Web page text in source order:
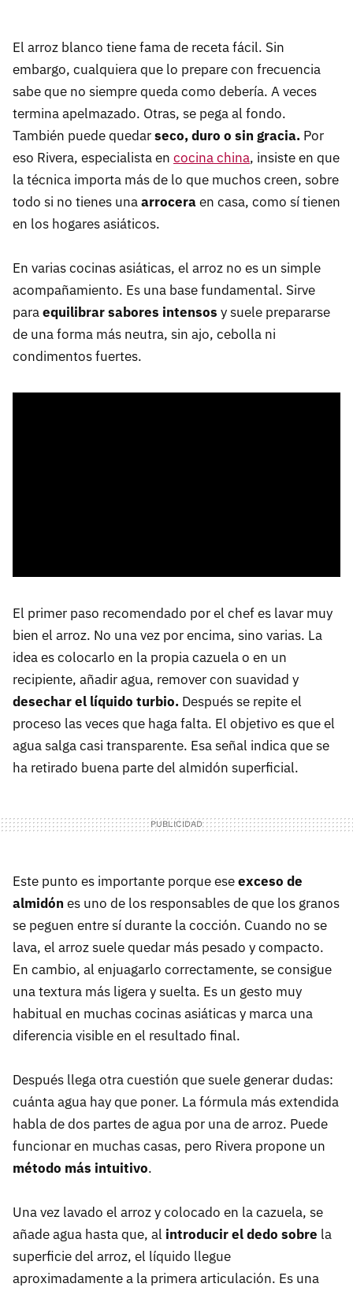
El arroz blanco tiene fama de receta fácil. Sin
embargo, cualquiera que lo prepare con frecuencia
sabe que no siempre queda como debería. A veces
termina apelmazado. Otras, se pega al fondo.
También puede quedarseco, duro o sin gracia. Por
eso Rivera, especialista en cocina china, insiste en que
la técnica importa más de lo que muchos creen, sobre
todo si no tienes unaarroceraen casa, como sí tienen
en los hogares asiáticos.
En varias cocinas asiáticas, el arroz no es un simple
acompañamiento. Es una base fundamental. Sirve
paraequilibrar sabores intensos y suele prepararse
de una forma más neutra, sin ajo, cebolla ni
condimentos fuertes.
El primer paso recomendado por el chef es lavar muy
bien el arroz. No una vez por encima, sino varias. La
idea es colocarlo en la propia cazuela o en un
recipiente, añadir agua, remover con suavidad y
desechar el líquido turbio. Después se repite el
proceso las veces que haga falta. El objetivo es que el
agua salga casi transparente. Esa señal indica que se
ha retirado buena parte del almidón superficial.
Este punto es importante porque eseexceso de
almidón es uno de los responsables de que los granos
se peguen entre sí durante la cocción. Cuando no se
lava, el arroz suele quedar más pesado y compacto.
En cambio, al enjuagarlo correctamente, se consigue
una textura más ligera y suelta. Es un gesto muy
habitual en muchas cocinas asiáticas y marca una
diferencia visible en el resultado final.
Después llega otra cuestión que suele generar dudas:
cuánta agua hay que poner. La fórmula más extendida
habla de dos partes de agua por una de arroz. Puede
funcionar en muchas casas, pero Rivera propone un
método más intuitivo.
Una vez lavado el arroz y colocado en la cazuela, se
añade agua hasta que, al introducir el dedo sobre la
superficie del arroz, el líquido llegue
aproximadamente a la primera articulación. Es una